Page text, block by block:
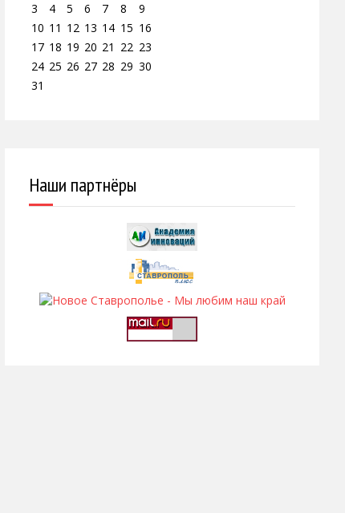
3
4 5 6 7 8
9
10 11 12 13 14 15 16
17 18 19 20 21 22 23
24 25 26 27 28 29 30
31
Наши партнёры